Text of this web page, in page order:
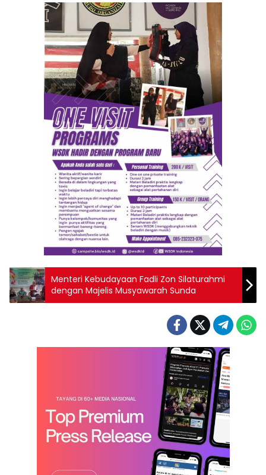
Menteri Kebudayaan Fadli Zon Silaturahmi
dengan Majelis Musyawarah Sunda